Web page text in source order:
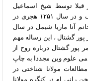
قبلا توسط شیخ اسماعیل
انقیروی مولوی از دراویش حلقه مولویه تالیف و در سال ۱۲۵۱ هجری در
آنا ماریا شیمل در سال
پور گشتال ، این رساله مهم
پور گشتال درباره روح از
علوم وین مجددا به چاپ
مولانا شناختی در
طی سخن رانی ام در کنگره مولانا